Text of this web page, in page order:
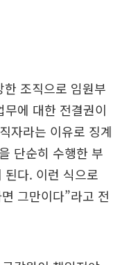
조직으로 임원부
에 대한 전결권이
자라는 이유로 징계
단순히 수행한 부
된다. 이런 식으로
그만이다”라고 전